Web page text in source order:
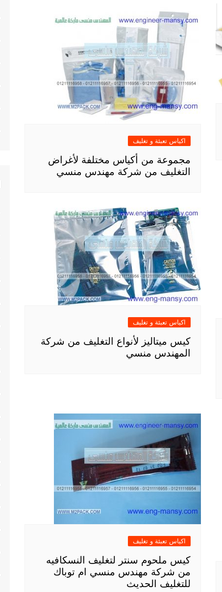
اكياس تعبئة و تغليف
مجموعة من أكياس مختلفة لأغراض
التغليف من شركة مهندس منسي
اكياس تعبئة و تغليف
كيس ميتاليز لأنواع التغليف من شركة
المهندس منسي
اكياس تعبئة و تغليف
كيس ملحوم سنتر لتغليف النسكافيه
من شركة مهندس منسي ام توباك
للتغليف الحديث